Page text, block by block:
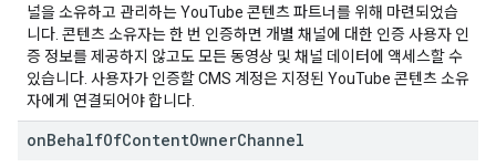
널을 소유하고 관리하는 YouTube 콘텐츠 파트너를 위해 마련되었습
니다. 콘텐츠 소유자는 한 번 인증하면 개별 채널에 대한 인증 사용자 인
증 정보를 제공하지 않고도 모든 동영상 및 채널 데이터에 액세스할 수
있습니다. 사용자가 인증할 CMS 계정은 지정된 YouTube 콘텐츠 소유
자에게 연결되어야 합니다.
onBehalfOfContentOwnerChannel